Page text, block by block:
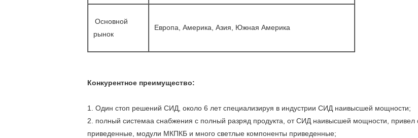
Основной
рынок
Европа, Америка, Азия, Южная Америка
Конкурентное преимущество:
1. Один стоп решений СИД, около 6 лет специализируя в индустрии СИД наивысшей мощности;
2. полный системаа снабжения с полный разряд продукта, от СИД наивысшей мощности, привел
приведенные, модули МКПКБ и много светлые компоненты приведенные;